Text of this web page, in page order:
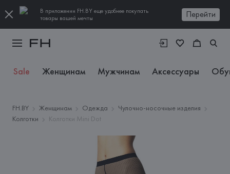
В приложении FH.BY еще удобнее покупать
товары вашей мечты
Перейти
Sale Женщинам Мужчинам Аксессуары
FH.BY Женщинам Одежда
Чулочно-носочные изделия
Колготки
Колготки Mini Dot